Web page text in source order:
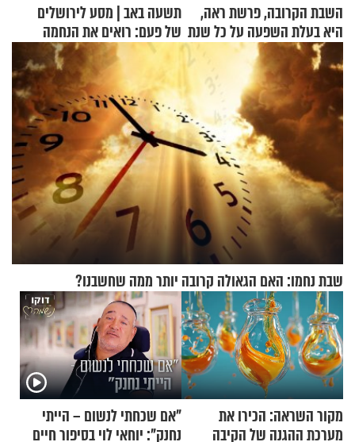
השבת הקרובה, פרשת ראה,
היא בעלת השפעה על כל שנת
תשפ"ז
תשעה באב | מסע לירושלים
של פעם: רואים את הנחמה
שבת נחמו: האם הגאולה קרובה יותר ממה שחשבנו?
מקור השראה: הכירו את
מערכת ההגנה של הקיבה
"אם שכחתי לנשום – הייתי
נחנק": יוחאי לוי בסיפור חיים